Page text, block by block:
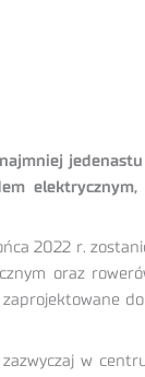
2022 r.
oraz
w